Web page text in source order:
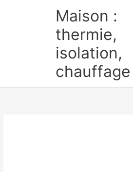
Maison :
thermie,
isolation,
chauffage